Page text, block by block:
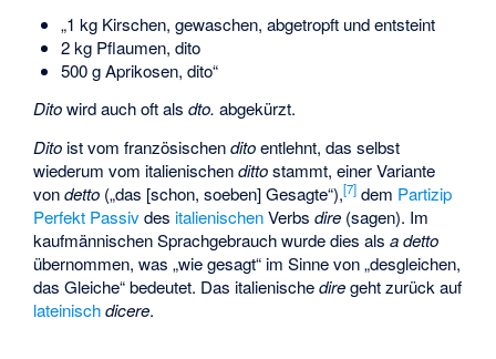
„1 kg Kirschen, gewaschen, abgetropft und entsteint
2 kg Pflaumen, dito
500 g Aprikosen, dito“
Ditowird auch oft alsdto. abgekürzt.
Dito ist vom französischenditoentlehnt, das selbst
wiederum vom italienischendittostammt, einer Variante
vondetto („das [schon, soeben] Gesagte“),[7] dem Partizip
Perfekt Passivdes italienischenVerbsdire (sagen). Im
kaufmännischen Sprachgebrauch wurde dies alsa detto
übernommen, was „wie gesagt“ im Sinne von „desgleichen,
das Gleiche“ bedeutet. Das italienischediregeht zurück auf
lateinisch dicere.